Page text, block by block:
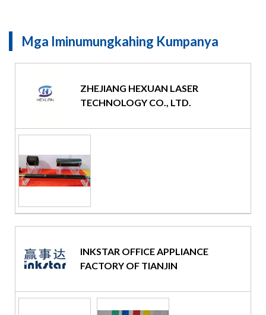
Mga Iminumungkahing Kumpanya
ZHEJIANG HEXUAN LASER
TECHNOLOGY CO., LTD.
INKSTAR OFFICE APPLIANCE
FACTORY OF TIANJIN